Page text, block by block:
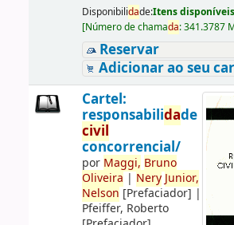
Disponibilidade:Itens
[Número de chamada:341.3787
Reservar
Adicionar ao seu
Cartel:
responsabilidade
civil
concorrencial/
por Maggi, Bruno
Oliveira | Nery Junior,
Nelson [Prefaciador] |
Pfeiffer, Roberto